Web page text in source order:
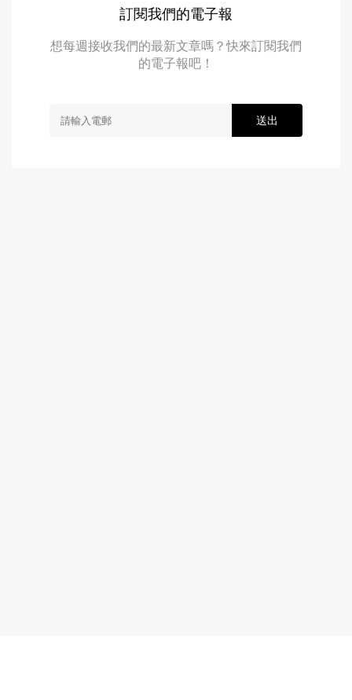
訂閱我們的電子報
想每週接收我們的最新文章嗎？快來訂閱我們
的電子報吧！
送出